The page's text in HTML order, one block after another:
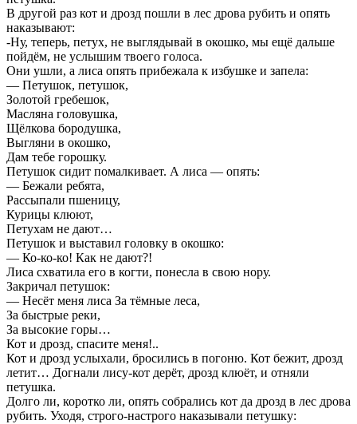
В другой раз кот и дрозд пошли в лес дрова рубить и опять
наказывают:
-Ну, теперь, петух, не выглядывай в окошко, мы ещё дальше
пойдём, не услышим твоего голоса.
Они ушли, а лиса опять прибежала к избушке и запела:
— Петушок, петушок,
Золотой гребешок,
Масляна головушка,
Щёлкова бородушка,
Выгляни в окошко,
Дам тебе горошку.
Петушок сидит помалкивает. А лиса — опять:
— Бежали ребята,
Рассыпали пшеницу,
Курицы клюют,
Петухам не дают…
Петушок и выставил головку в окошко:
— Ко-ко-ко! Как не дают?!
Лиса схватила его в когти, понесла в свою нору.
Закричал петушок:
— Несёт меня лиса За тёмные леса,
За быстрые реки,
За высокие горы…
Кот и дрозд, спасите меня!..
Кот и дрозд услыхали, бросились в погоню. Кот бежит, дрозд
летит… Догнали лису-кот дерёт, дрозд клюёт, и отняли
петушка.
Долго ли, коротко ли, опять собрались кот да дрозд в лес дрова
рубить. Уходя, строго-настрого наказывали петушку: